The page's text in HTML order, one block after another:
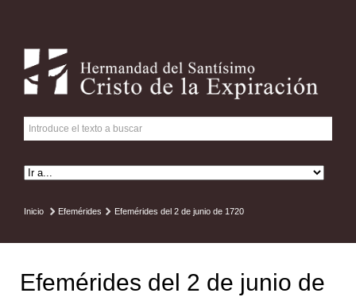
Inicio Efemérides Efemérides del 2 de junio de 1720
Efemérides del 2 de junio de